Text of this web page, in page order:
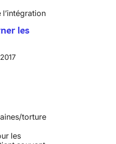
l’intégration
les
2017
torture
les